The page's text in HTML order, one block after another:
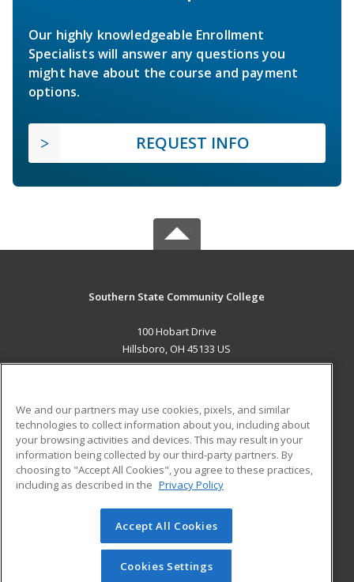
Our highly knowledgeable Enrollment
Specialists will answer any questions you
might have about the course and payment
options.
REQUEST INFO
Southern State Community College
100 Hobart Drive
Hillsboro, OH 45133 US
ADDITIONAL RESOURCES
Military
Financial Assistance
Help
Student Blog
© 2026 ed2go, a division of Cengage Learning. All rights
reserved. The material on this site cannot be reproduced or
redistributed unless you have obtained prior written
We and our partners may use cookies, pixels, and similar
technologies to collect information about you, including about
your browsing activities and devices. This may result in your
information being collected by our third-party partners. By
choosing to "Accept All Cookies", you agree to these practices,
including as described in the Privacy Policy
Accept All Cookies
Cookies Settings